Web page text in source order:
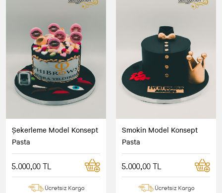
Şekerleme Model Konsept
Pasta
5.000,00 TL
Ücretsiz Kargo
Smokin Model Konsept
Pasta
5.000,00 TL
Ücretsiz Kargo